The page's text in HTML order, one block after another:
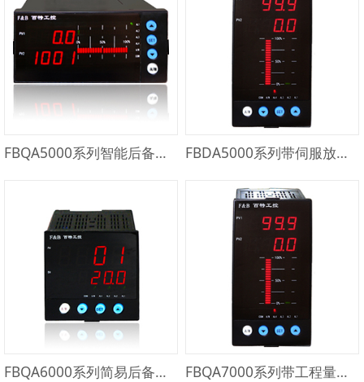
FBQA5000系列智能后备操作器 FBDA5000系列带伺服放大器的智能后备操作器
FBQA6000系列简易后备操作器 FBQA7000系列带工程量显示和变送输出的智能后备操作器